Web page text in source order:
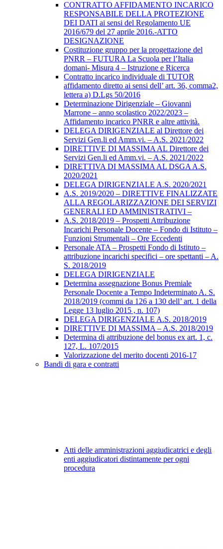
CONTRATTO AFFIDAMENTO INCARICO
RESPONSABILE DELLA PROTEZIONE
DEI DATI ai sensi del Regolamento UE
2016/679 del 27 aprile 2016.-ATTO
DESIGNAZIONE
Costituzione gruppo per la progettazione del
PNRR – FUTURA La Scuola per l’Italia
domani- Misura 4 – Istruzione e Ricerca
Contratto incarico individuale di TUTOR
affidamento diretto ai sensi dell’ art. 36, comma2,
lettera a) D.Lgs 50/2016
Determinazione Dirigenziale – Giovanni
Marrone – anno scolastico 2022/2023 –
Affidamento incarico PNRR e altre attività.
DELEGA DIRIGENZIALE al Direttore dei
Servizi Gen.li ed Amm.vi. – A.S. 2021/2022
DIRETTIVE DI MASSIMA AL Direttore dei
Servizi Gen.li ed Amm.vi. – A.S. 2021/2022
DIRETTIVA DI MASSIMA AL DSGA A.S.
2020/2021
DELEGA DIRIGENZIALE A.S. 2020/2021
A.S. 2019/2020 – DIRETTIVE FINALIZZATE
ALLA REGOLARIZZAZIONE DEI SERVIZI
GENERALI ED AMMINISTRATIVI –
A.S. 2018/2019 – Prospetti Attribuzione
Incarichi Personale Docente – Fondo di Istituto –
Funzioni Strumentali – Ore Eccedenti
Personale ATA – Prospetti Fondo di Istituto –
attribuzione incarichi specifici – ore spettanti – A.
S. 2018/2019
DELEGA DIRIGENZIALE
Determina assegnazione Bonus Premiale
Personale Docente a Tempo Indeterminato A. S.
2018/2019 (commi da 126 a 130 dell’ art. 1 della
Legge 13 luglio 2015 , n. 107)
DELEGA DIRIGENZIALE A.S. 2018/2019
DIRETTIVE DI MASSIMA – A.S. 2018/2019
Determina di attribuzione del bonus ex art. 1, c.
127, L. 107/2015
Valorizzazione del merito docenti 2016-17
Bandi di gara e contratti
Atti delle amministrazioni aggiudicatrici e degli
enti aggiudicatori distintamente per ogni
procedura